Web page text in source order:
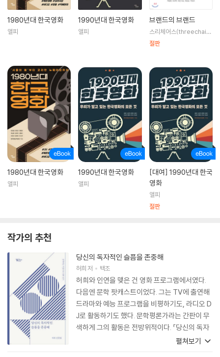
1980년대 한국영화
앨피
1990년대 한국영화
앨피
브랜드의 브랜드
스리체어스(threechair
s)
절판
1980년대 한국영화
앨피
1990년대 한국영화
앨피
[대여] 1990년대 한국
영화
앨피
절판
작가의 추천
당신의 독자적인 슬픔을 존중해
허희저 백조
허희와 인연을 맺은 건 영화 프로그램에서였다.
다음엔 문학 팟캐스트이었다. 그는 TV에 출연해
드라마와 예능 프로그램을 비평하기도, 라디오 D
J로 활동하기도 했다. 문학평론가라는 간판이 무
색하게 그의 활동은 전방위적이다. 『당신의 독자
적인 슬픔을 존중해』는 허희의 진면목을 확인할
펼쳐보기